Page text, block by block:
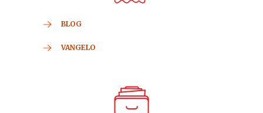
BLOG
VANGELO